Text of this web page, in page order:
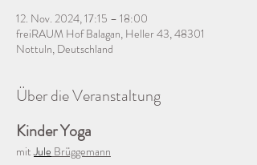
12. Nov. 2024, 17:15 – 18:00
freiRAUM Hof Balagan, Heller 43, 48301
Nottuln, Deutschland
Über die Veranstaltung
Kinder Yoga
mit Jule Brüggemann